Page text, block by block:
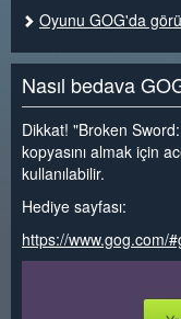
Oyunu GOG'da
Nasıl bedava
Dikkat! "Broken
kopyasını almak için
kullanılabilir.
Hediye sayfası:
https://www.gog.com/